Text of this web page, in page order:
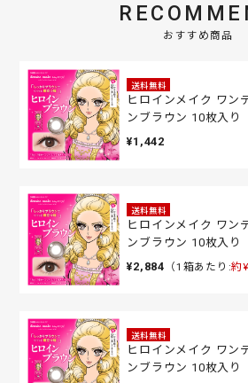
おすすめ商品
送料無料
ヒロインメイク ワン
ンブラウン 10枚入り
¥1,442
送料無料
ヒロインメイク ワン
ンブラウン 10枚入り
¥2,884 （1箱あたり:約
送料無料
ヒロインメイク ワン
ンブラウン 10枚入り